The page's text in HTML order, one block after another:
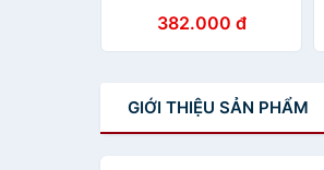
382.000 đ
GIỚI THIỆU SẢN PHẨM